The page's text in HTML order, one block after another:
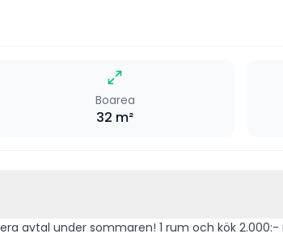
Boarea
32 m²
månad 1-6 1.250:- rabatt/månad, månad 7-9 Rabatten gäller vid